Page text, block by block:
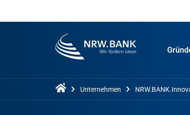
Unternehmen